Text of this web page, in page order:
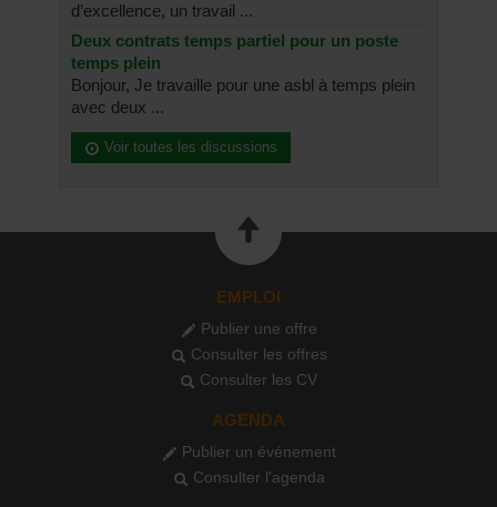
d’excellence, un travail ...
Deux contrats temps partiel pour un poste
temps plein
Bonjour, Je travaille pour une asbl à temps plein
avec deux ...
Voir toutes les discussions
EMPLOI
Publier une offre
Consulter les offres
Consulter les CV
AGENDA
Publier un événement
Consulter l'agenda